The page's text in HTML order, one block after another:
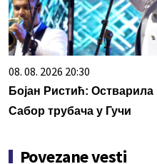
08. 08. 2026 20:30
Бојан Ристић:
Сабор трубача у Гучи
Povezane vesti